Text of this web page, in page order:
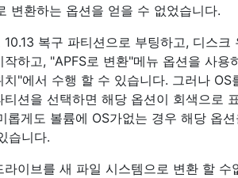
변환하는 옵션을 얻을 수 없었습니다.
10.13 복구 파티션으로 부팅하고, 디스크
작하고, "APFS로 변환"메뉴 옵션을 사용
치"에서 수행 할 수 있습니다. 그러나 OS
티션을 선택하면 해당 옵션이 회색으로
롭게도 볼륨에 OS가없는 경우 해당 옵
습니다.
라이브를 새 파일 시스템으로 변환 할 수